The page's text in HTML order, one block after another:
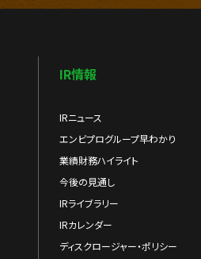
IR情報
IRニュース
エンビプログループ早わかり
業績財務ハイライト
今後の見通し
IRライブラリー
IRカレンダー
ディスクロージャー・ポリシー